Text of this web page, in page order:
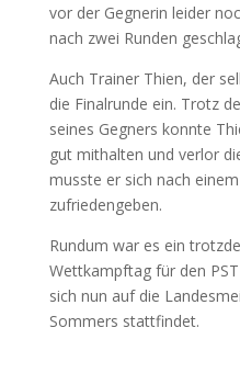
vor der Gegnerin leider
nach zwei Runden
Auch Trainer Thien, der
die Finalrunde ein. Trotz
seines Gegners konnte
gut mithalten und verlor
musste er sich nach
zufriedengeben.
Rundum war es ein
Wettkampftag für den
sich nun auf die
Sommers stattfindet.